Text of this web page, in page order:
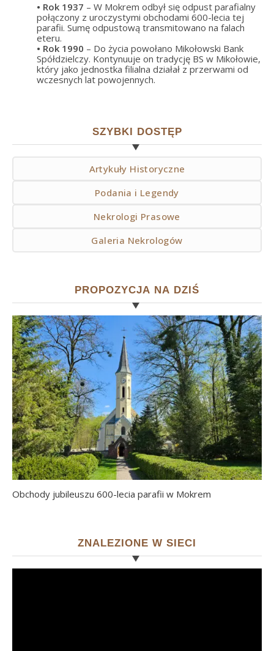
• Rok 1937 – W Mokrem odbył się odpust parafialny
połączony z uroczystymi obchodami 600-lecia tej
parafii. Sumę odpustową transmitowano na falach
eteru.
• Rok 1990 – Do życia powołano Mikołowski Bank
Spółdzielczy. Kontynuuje on tradycję BS w Mikołowie,
który jako jednostka filialna działał z przerwami od
wczesnych lat powojennych.
SZYBKI DOSTĘP
Artykuły Historyczne
Podania i Legendy
Nekrologi Prasowe
Galeria Nekrologów
PROPOZYCJA NA DZIŚ
Obchody jubileuszu 600-lecia parafii w Mokrem
ZNALEZIONE W SIECI